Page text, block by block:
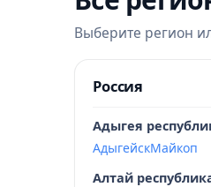
Выберите регион
Россия
Адыгея
АдыгейскМайкоп
Алтай